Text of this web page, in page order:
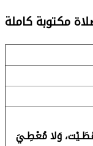
مكتوبة كاملة
وَلا مُعْطِـيَ